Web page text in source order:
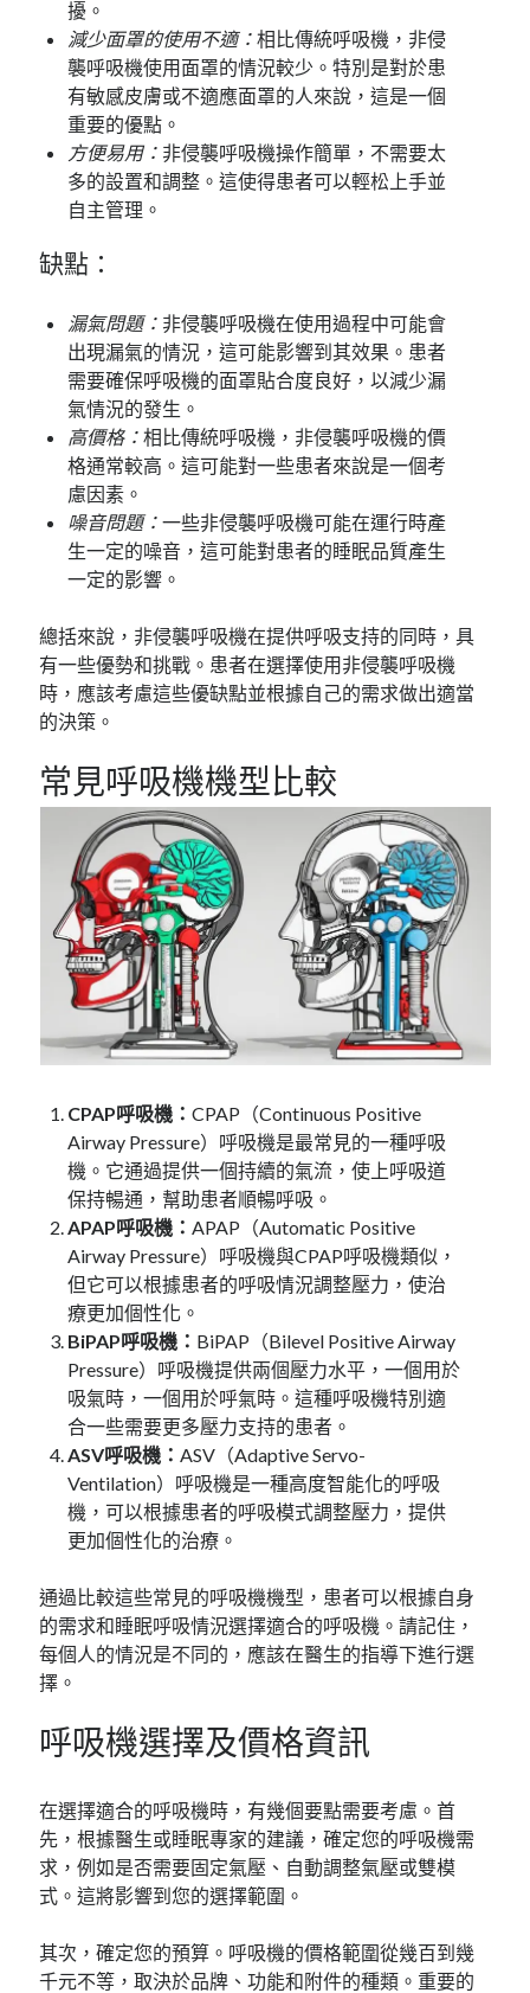
擾。
減少面罩的使用不適：相比傳統呼吸機，非侵
襲呼吸機使用面罩的情況較少。特別是對於患
有敏感皮膚或不適應面罩的人來說，這是一個
重要的優點。
方便易用： 非侵襲呼吸機操作簡單，不需要太
多的設置和調整。這使得患者可以輕松上手並
自主管理。
缺點：
漏氣問題： 非侵襲呼吸機在使用過程中可能會
出現漏氣的情況，這可能影響到其效果。患者
需要確保呼吸機的面罩貼合度良好，以減少漏
氣情況的發生。
高價格：相比傳統呼吸機，非侵襲呼吸機的價
格通常較高。這可能對一些患者來說是一個考
慮因素。
噪音問題：一些非侵襲呼吸機可能在運行時產
生一定的噪音，這可能對患者的睡眠品質產生
一定的影響。
總括來說，非侵襲呼吸機在提供呼吸支持的同時，具
有一些優勢和挑戰。患者在選擇使用非侵襲呼吸機
時，應該考慮這些優缺點並根據自己的需求做出適當
的決策。
常見呼吸機機型比較
CPAP呼吸機：CPAP（Continuous Positive
Airway Pressure）呼吸機是最常見的一種呼吸
機。它通過提供一個持續的氣流，使上呼吸道
保持暢通，幫助患者順暢呼吸。
APAP呼吸機：APAP（Automatic Positive
Airway Pressure）呼吸機與CPAP呼吸機類似，
但它可以根據患者的呼吸情況調整壓力，使治
療更加個性化。
BiPAP呼吸機： BiPAP（Bilevel Positive Airway
Pressure）呼吸機提供兩個壓力水平，一個用於
吸氣時，一個用於呼氣時。這種呼吸機特別適
合一些需要更多壓力支持的患者。
ASV呼吸機：ASV（Adaptive Servo-
Ventilation）呼吸機是一種高度智能化的呼吸
機，可以根據患者的呼吸模式調整壓力，提供
更加個性化的治療。
通過比較這些常見的呼吸機機型，患者可以根據自身
的需求和睡眠呼吸情況選擇適合的呼吸機。請記住，
每個人的情況是不同的，應該在醫生的指導下進行選
擇。
呼吸機選擇及價格資訊
在選擇適合的呼吸機時，有幾個要點需要考慮。首
先，根據醫生或睡眠專家的建議，確定您的呼吸機需
求，例如是否需要固定氣壓、自動調整氣壓或雙模
式。這將影響到您的選擇範圍。
其次，確定您的預算。呼吸機的價格範圍從幾百到幾
千元不等，取決於品牌、功能和附件的種類。重要的